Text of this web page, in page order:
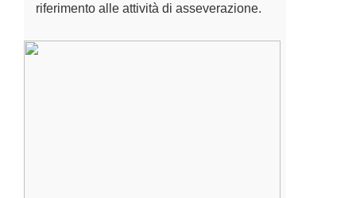
riferimento alle attività di asseverazione.